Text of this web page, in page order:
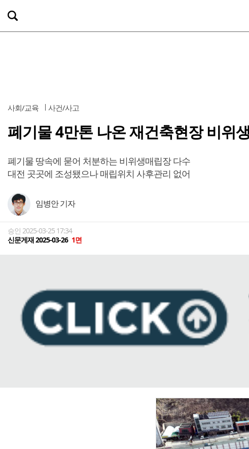
사회/교육 사건/사고
폐기물 4만톤 나온 재건축현장 비위
폐기물 땅속에 묻어 처분하는 비위생매립장 다수
대전 곳곳에 조성됐으나 매립위치 사후관리 없어
임병안 기자
승인 2025-03-25 17:34
신문게재 2025-03-26 1면